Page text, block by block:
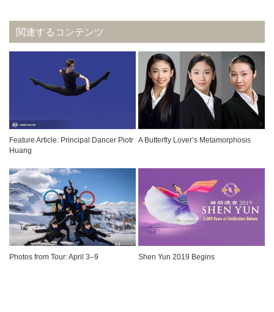
関連するコンテンツ
Feature Article: Principal Dancer Piotr
Huang
A Butterfly Lover’s Metamorphosis
Photos from Tour: April 3–9 Shen Yun 2019 Begins